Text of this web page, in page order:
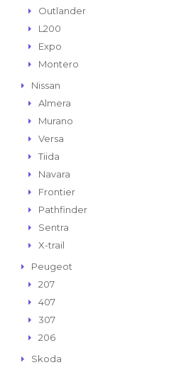
Outlander
L200
Expo
Montero
Nissan
Almera
Murano
Versa
Tiida
Navara
Frontier
Pathfinder
Sentra
X-trail
Peugeot
207
407
307
206
Skoda